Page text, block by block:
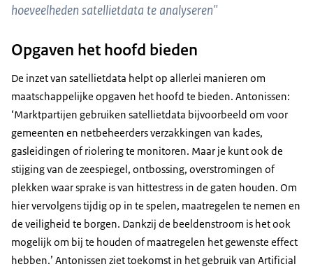
hoeveelheden satellietdata te analyseren"
Opgaven het hoofd bieden
De inzet van satellietdata helpt op allerlei manieren om
maatschappelijke opgaven het hoofd te bieden. Antonissen:
‘Marktpartijen gebruiken satellietdata bijvoorbeeld om voor
gemeenten en netbeheerders verzakkingen van kades,
gasleidingen of riolering te monitoren. Maar je kunt ook de
stijging van de zeespiegel, ontbossing, overstromingen of
plekken waar sprake is van hittestress in de gaten houden. Om
hier vervolgens tijdig op in te spelen, maatregelen te nemen en
de veiligheid te borgen. Dankzij de beeldenstroom is het ook
mogelijk om bij te houden of maatregelen het gewenste effect
hebben.’ Antonissen ziet toekomst in het gebruik van Artificial